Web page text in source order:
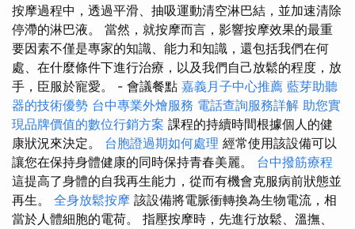
按摩過程中，透過平滑、抽吸運動清空淋巴結，並加速清除
停滯的淋巴液。 當然，就按摩而言，影響按摩效果的最重
要因素不僅是專家的知識、能力和知識，還包括我們在何
處、在什麼條件下進行治療，以及我們自己放鬆的程度，放
手，臣服於寵愛。 - 會議餐點 嘉義月子中心推薦 藍芽助聽
器的技術優勢 台中專業外燴服務 電話查詢服務詳解 助您實
現品牌價值的數位行銷方案 課程的持續時間根據個人的健
康狀況來決定。 台胞證過期如何處理 經常使用該設備可以
讓您在保持身體健康的同時保持青春美麗。 台中撥筋療程
這提高了身體的自我再生能力，從而有機會克服病前狀態並
再生。 全身放鬆按摩 該設備將電脈衝轉換為生物電流，相
當於人體細胞的電荷。 指壓按摩時，先進行放鬆、溫撫、